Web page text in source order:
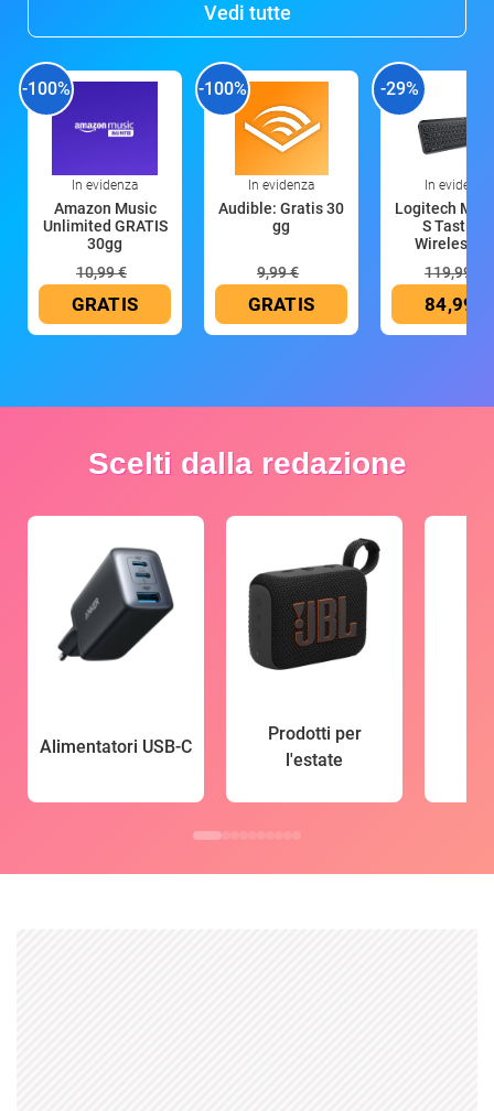
Vedi tutte
-100%
In evidenza
Amazon Music
Unlimited GRATIS
30gg
10,99 €
GRATIS
-100%
In evidenza
Audible: Gratis 30
gg
9,99 €
GRATIS
-29%
In evidenza
Logitech MX
S Tastiera
Wireless
119,99 €
84,99 €
Scelti dalla redazione
Alimentatori USB-C
Prodotti per
l'estate